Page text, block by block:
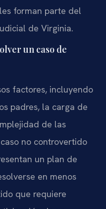
forman parte del
de Virginia.
un caso de
factores, incluyendo
padres, la carga de
de las
no controvertido
un plan de
en menos
que requiere